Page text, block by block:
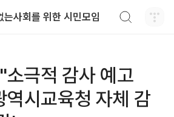
는사회를 위한 시민모임
극적 감사 예고
시교육청 자체 감